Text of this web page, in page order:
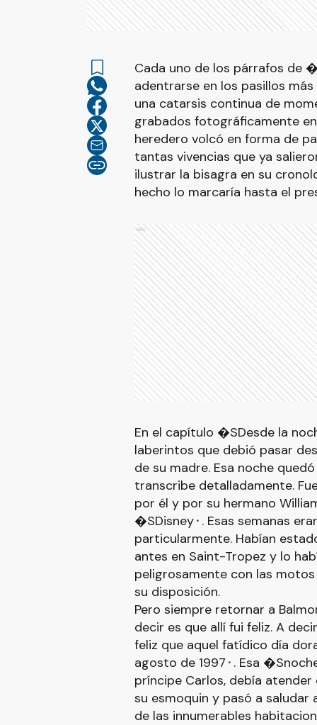
Cada uno de los párrafos de
adentrarse en los pasillos
una catarsis continua de
grabados fotográficamente
heredero volcó en forma de
tantas vivencias que ya
ilustrar la bisagra en su
hecho lo marcaría hasta el
Ads
En el capítulo �SDesde la
laberintos que debió pasar
de su madre. Esa noche
transcribe detalladamente.
por él y por su hermano
�SDisney⬝. Esas semanas
particularmente. Habían
antes en Saint-Tropez y lo
peligrosamente con las
su disposición.
Pero siempre retornar a
decir es que allí fui feliz. A
feliz que aquel fatídico día
agosto de 1997⬝. Esa
príncipe Carlos, debía
su esmoquin y pasó a saludar
de las innumerables